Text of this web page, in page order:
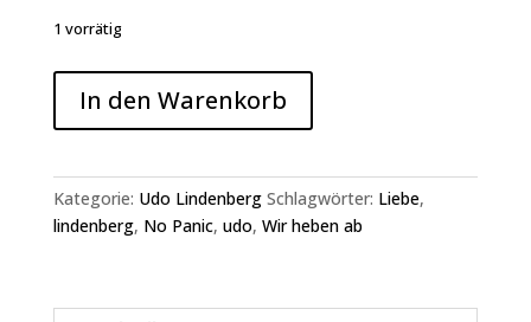
1 vorrätig
LINDENBERG
-
-
NO
In den Warenkorb
Kategorie: Udo Lindenberg Schlagwörter: Liebe,
lindenberg, No Panic, udo, Wir heben ab